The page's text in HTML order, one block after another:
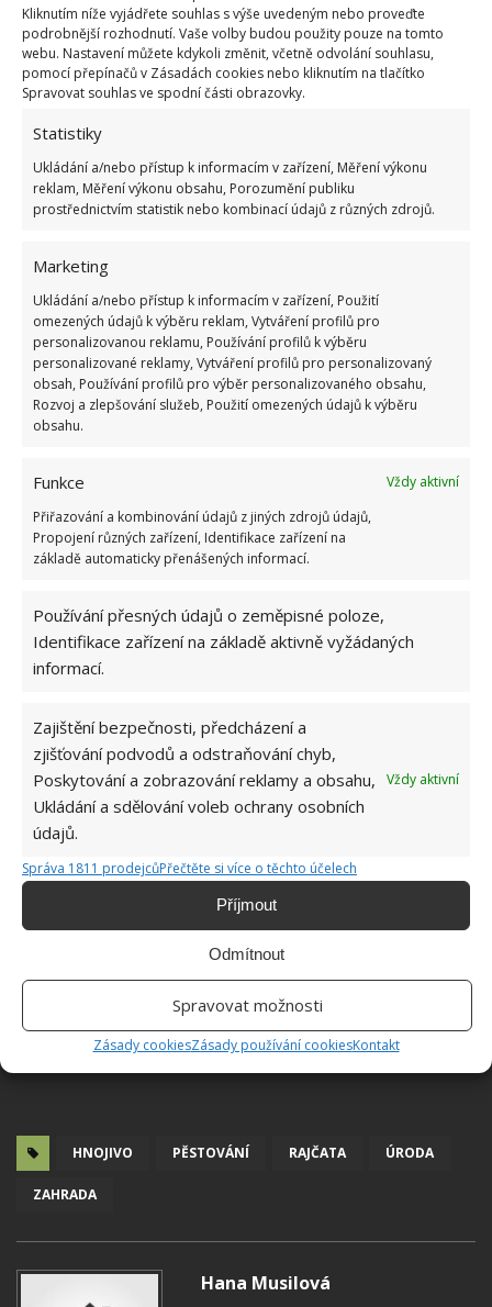
Kliknutím níže vyjádřete souhlas s výše uvedeným nebo proveďte
podrobnější rozhodnutí. Vaše volby budou použity pouze na tomto
webu. Nastavení můžete kdykoli změnit, včetně odvolání souhlasu,
pomocí přepínačů v Zásadách cookies nebo kliknutím na tlačítko
Spravovat souhlas ve spodní části obrazovky.
Statistiky
Ukládání a/nebo přístup k informacím v zařízení, Měření výkonu
reklam, Měření výkonu obsahu, Porozumění publiku
prostřednictvím statistik nebo kombinací údajů z různých zdrojů.
Marketing
Ukládání a/nebo přístup k informacím v zařízení, Použití
omezených údajů k výběru reklam, Vytváření profilů pro
personalizovanou reklamu, Používání profilů k výběru
personalizované reklamy, Vytváření profilů pro personalizovaný
obsah, Používání profilů pro výběr personalizovaného obsahu,
Rozvoj a zlepšování služeb, Použití omezených údajů k výběru
obsahu.
Funkce
Vždy aktivní
Přiřazování a kombinování údajů z jiných zdrojů údajů,
Propojení různých zařízení, Identifikace zařízení na
základě automaticky přenášených informací.
Používání přesných údajů o zeměpisné poloze,
Identifikace zařízení na základě aktivně vyžádaných
informací.
Zajištění bezpečnosti, předcházení a
zjišťování podvodů a odstraňování chyb,
Poskytování a zobrazování reklamy a obsahu,
Ukládání a sdělování voleb ochrany osobních
údajů.
Vždy aktivní
Správa 1811 prodejcůPřečtěte si více o těchto účelech
Příjmout
Odmítnout
Spravovat možnosti
Zásady cookiesZásady používání cookiesKontakt
hnojivo.
Mnoho lidí neví, že rajčatům může prospět také
použitím hnoje zvířecího původu, zejména slepic a
bohatá na vojtěšku. V neposlední řadě, pokud doma
topíte dřevem, můžete rajčatům prospět také
dřevěným popelem. Tento popel totiž obsahuje
velké množství draslíku, a pokud ho zkombinujete
rajčata všechny potřebné živiny.
Fotografie: Pixabay, Freepik
HNOJIVO PĚSTOVÁNÍ RAJČATA ÚRODA
ZAHRADA
Hana Musilová